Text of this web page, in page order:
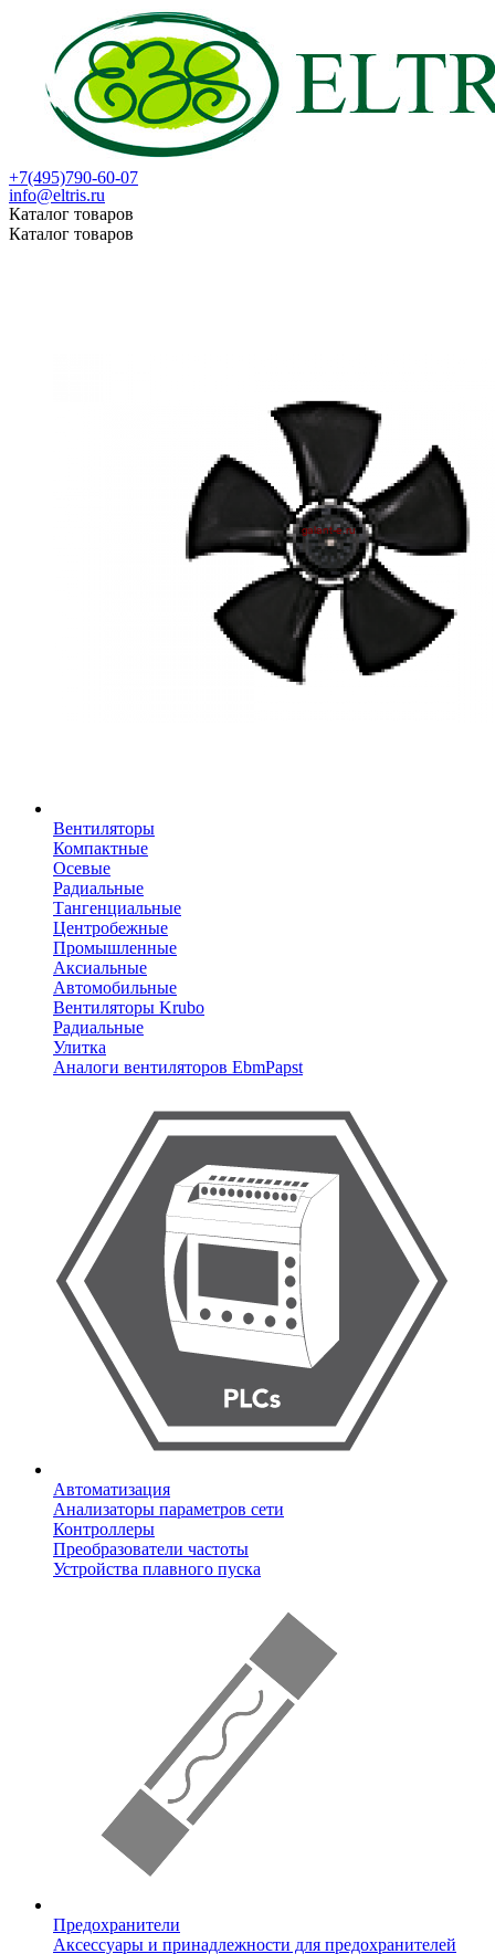
+7(495)790-60-07
info@eltris.ru
Каталог товаров
Каталог товаров
Вентиляторы
Компактные
Осевые
Радиальные
Тангенциальные
Центробежные
Промышленные
Аксиальные
Автомобильные
Вентиляторы Krubo
Радиальные
Улитка
Аналоги вентиляторов EbmPapst
Автоматизация
Анализаторы параметров сети
Контроллеры
Преобразователи частоты
Устройства плавного пуска
Предохранители
Аксессуары и принадлежности для предохранителей